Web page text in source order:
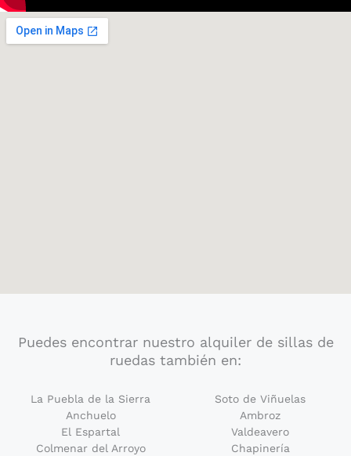
Puedes encontrar nuestro alquiler de sillas de
ruedas también en:
La Puebla de la Sierra
Soto de Viñuelas
Anchuelo
Ambroz
El Espartal
Valdeavero
Colmenar del Arroyo
Chapinería